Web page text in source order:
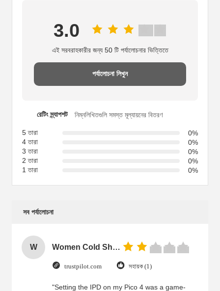
3.0
এই সরবরাহকারীর জন্য 50 টি পর্যালোচনার ভিত্তিতে
পর্যালোচনা লিখুন
রেটিং স্ন্যাপশট নিম্নলিখিতগুলি সমস্ত মূল্যায়নের বিতরণ
5 তারা
0%
4 তারা
0%
3 তারা
0%
2 তারা
0%
1 তারা
0%
সব পর্যালোচনা
W Women Cold Shoulder V Neck Rayon Blouse
trustpilot.com সহায়ক (1)
"Setting the IPD on my Pico 4 was a game-